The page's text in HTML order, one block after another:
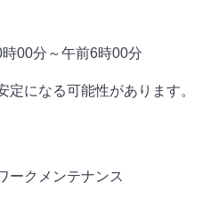
00分～午前6時00分
になる可能性があります。
ークメンテナンス